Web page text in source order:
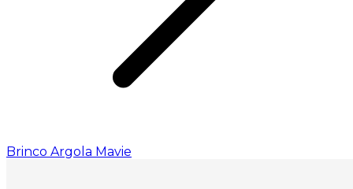
Brinco Argola Mavie